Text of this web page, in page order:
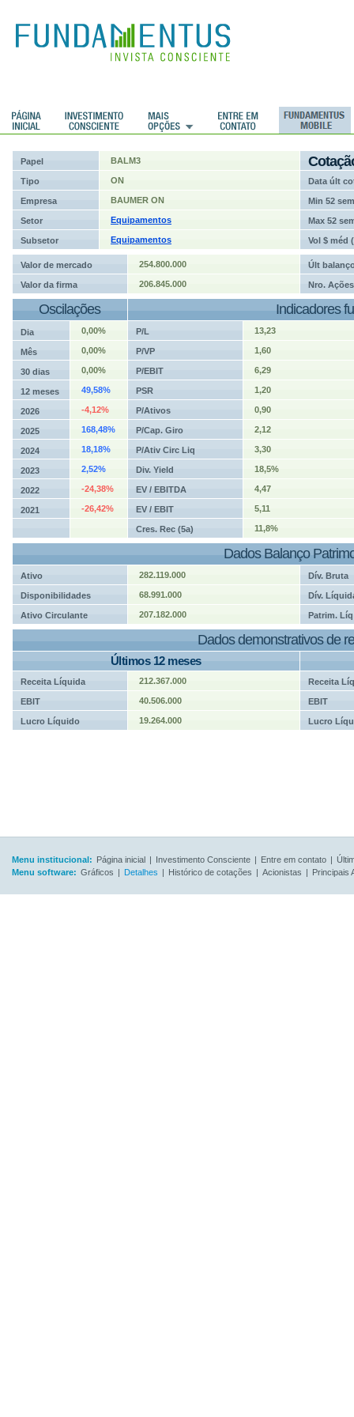
Papel BALM3
Tipo ON Data últ
Empresa BAUMER ON Min 52 sem
Setor Equipamentos Max 52
Subsetor Equipamentos Vol $ méd
Valor de mercado 254.800.000 Últ
Valor da firma 206.845.000 Nro. Ações
Oscilações Indicadores
Dia 0,00% P/L 13,23
Mês 0,00% P/VP 1,60
30 dias 0,00% P/EBIT 6,29
12 meses 49,58% PSR 1,20
2026 -4,12% P/Ativos 0,90
2025 168,48% P/Cap. Giro 2,12
2024 18,18% P/Ativ Circ Liq 3,30
2023 2,52% Div. Yield 18,5%
2022 -24,38% EV / EBITDA 4,47
2021 -26,42% EV / EBIT 5,11
Cres. Rec (5a) 11,8%
Dados Balanço
Ativo 282.119.000 Dív. Bruta
Disponibilidades 68.991.000 Dív.
Ativo Circulante 207.182.000 Patrim. Líq
Dados demonstrativos de
Últimos 12 meses
Receita Líquida 212.367.000 Receita
EBIT 40.506.000 EBIT
Lucro Líquido 19.264.000 Lucro
Menu institucional: Página inicial | Investimento Consciente | Entre em contato |
Menu software: Gráficos | Detalhes | Histórico de cotações | Acionistas | Principais